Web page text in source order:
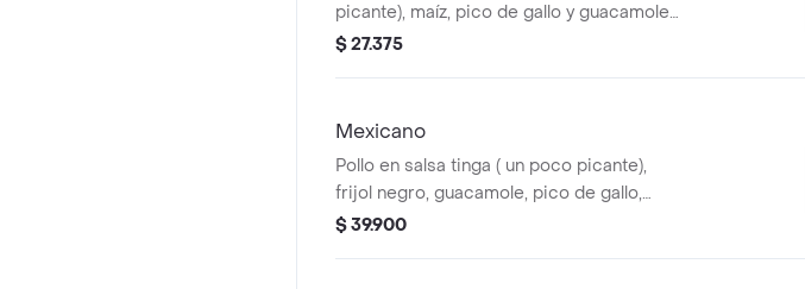
picante), maíz, pico de gallo y guacamole.
*La bebida tiene un costo adicional.
$ 27.375
Mexicano
Pollo en salsa tinga ( un poco picante),
frijol negro, guacamole, pico de gallo,
nachos y arroz blanco. *La bebida tiene
$ 39.900